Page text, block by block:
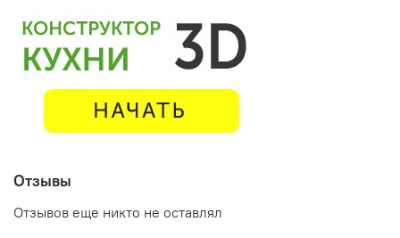
Отзывы
Отзывов еще никто не оставлял